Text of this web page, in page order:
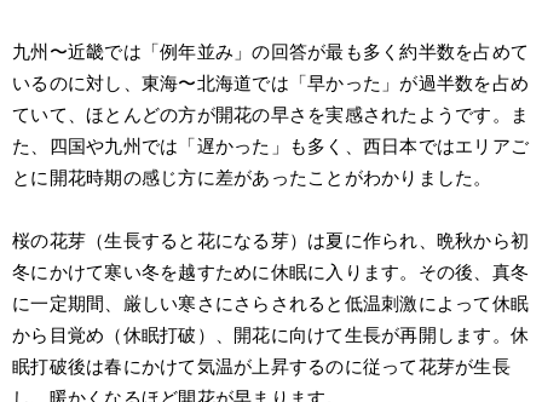
九州〜近畿では「例年並み」の回答が最も多く約半数を占めて
いるのに対し、東海〜北海道では「早かった」が過半数を占め
ていて、ほとんどの方が開花の早さを実感されたようです。ま
た、四国や九州では「遅かった」も多く、西日本ではエリアご
とに開花時期の感じ方に差があったことがわかりました。
桜の花芽（生長すると花になる芽）は夏に作られ、晩秋から初
冬にかけて寒い冬を越すために休眠に入ります。その後、真冬
に一定期間、厳しい寒さにさらされると低温刺激によって休眠
から目覚め（休眠打破）、開花に向けて生長が再開します。休
眠打破後は春にかけて気温が上昇するのに従って花芽が生長
し、暖かくなるほど開花が早まります。